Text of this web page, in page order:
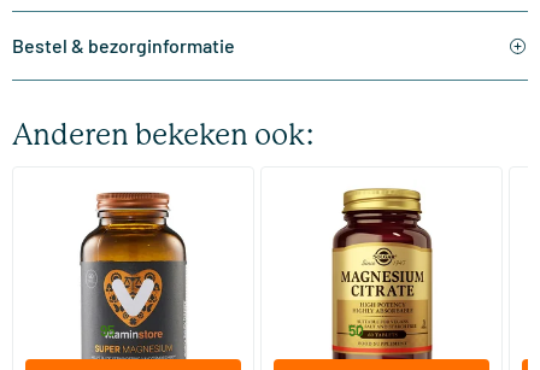
Bestel & bezorginformatie
Anderen bekeken ook:
(510)
Super Magnesium
60/​120 tabletten
Vitaminstore
95
(287)
Magnesium Citrate
(Magnesium Citraat)
60/​120 tabletten
Solgar Vitamins
16.50